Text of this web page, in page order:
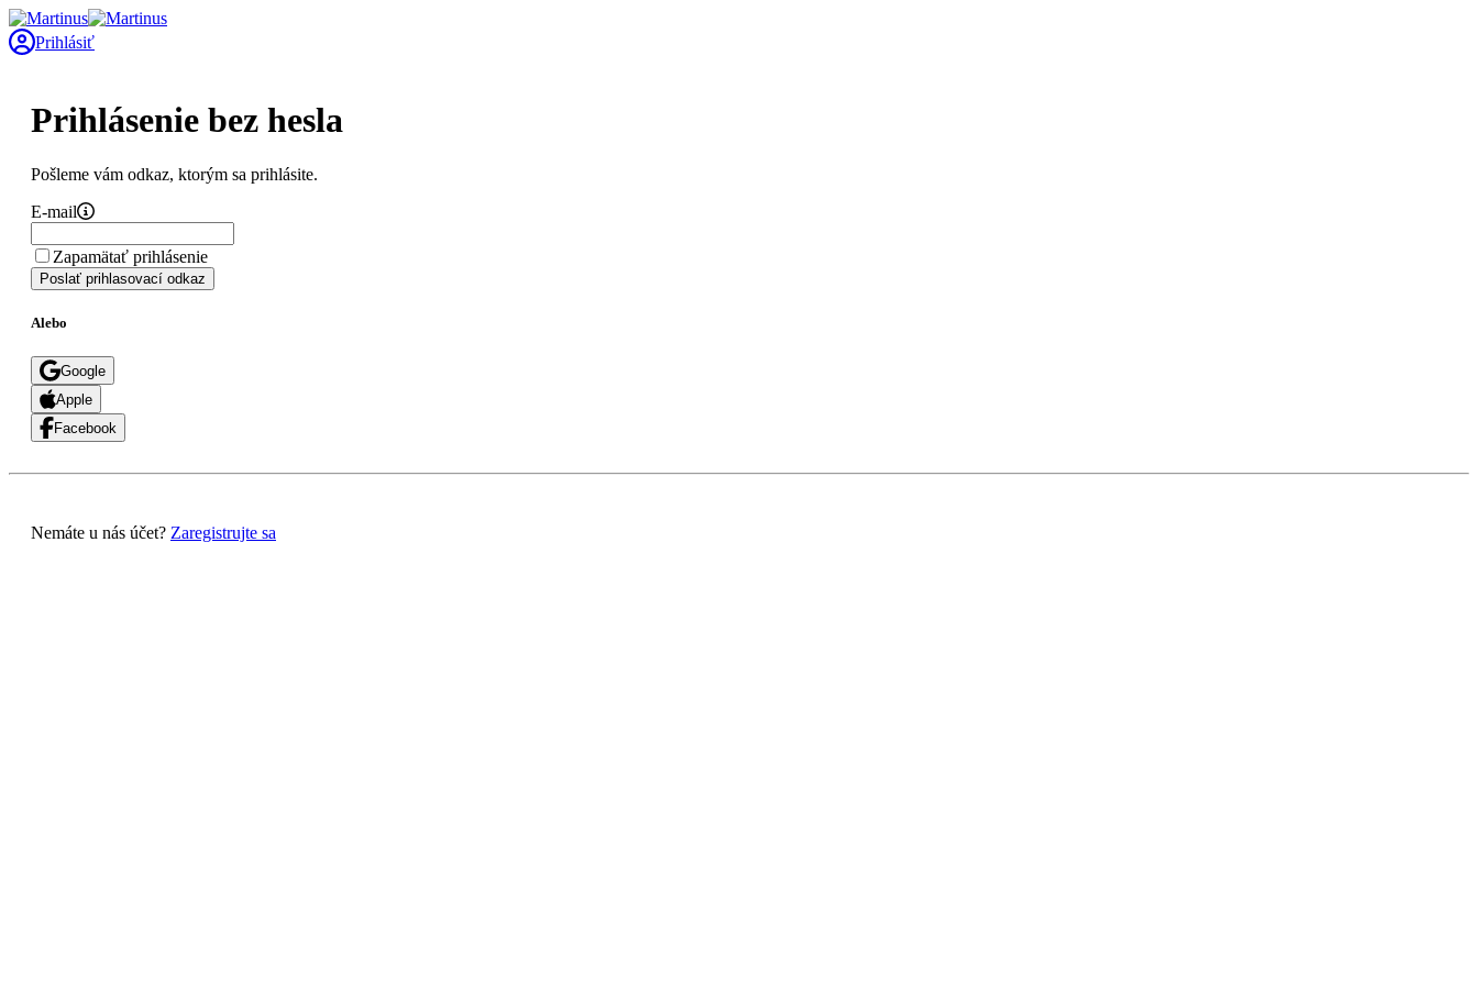
Prihlásiť
Prihlásenie bez hesla
Pošleme vám odkaz, ktorým sa prihlásite.
E-mail
Zapamätať prihlásenie
Poslať prihlasovací odkaz
Alebo
Google
Apple
Facebook
Nemáte u nás účet? Zaregistrujte sa